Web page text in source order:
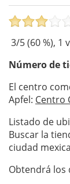
3/5 (60%), 1
Número de
El centro
Apfel: Centro
Listado de
Buscar la
ciudad
Obtendrá los